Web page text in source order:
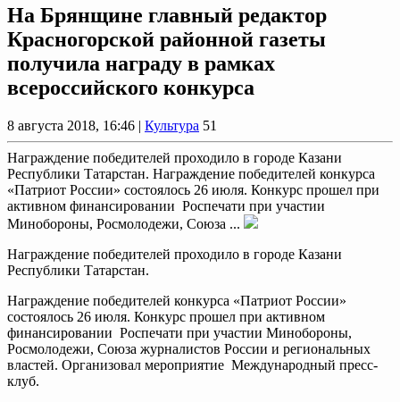
На Брянщине главный редактор
Красногорской районной газеты
получила награду в рамках
всероссийского конкурса
8 августа 2018, 16:46 | Культура 51
Награждение победителей проходило в городе Казани
Республики Татарстан. Награждение победителей конкурса
«Патриот России» состоялось 26 июля. Конкурс прошел при
активном финансировании Роспечати при участии
Минобороны, Росмолодежи, Союза ...
Награждение победителей проходило в городе Казани
Республики Татарстан.
Награждение победителей конкурса «Патриот России»
состоялось 26 июля. Конкурс прошел при активном
финансировании Роспечати при участии Минобороны,
Росмолодежи, Союза журналистов России и региональных
властей. Организовал мероприятие Международный пресс-
клуб.